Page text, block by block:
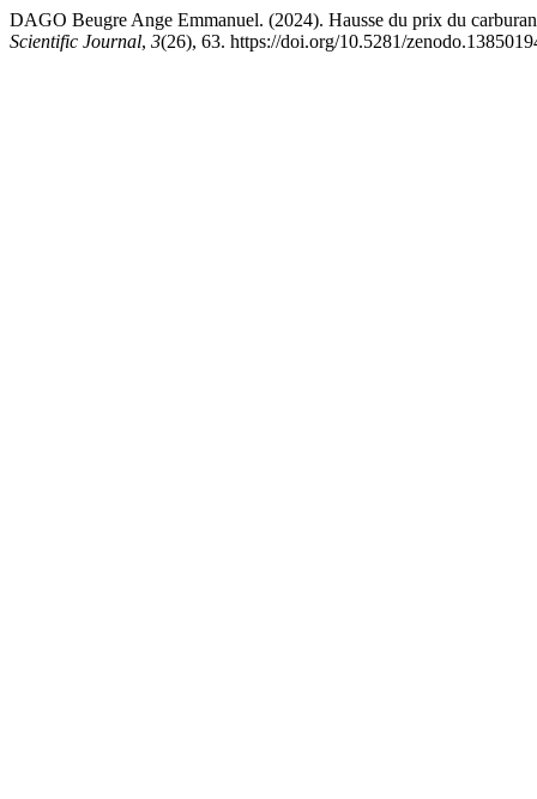
DAGO Beugre Ange Emmanuel. (2024). Hausse du prix du
Scientific Journal, 3(26), 63. https://doi.org/10.5281/